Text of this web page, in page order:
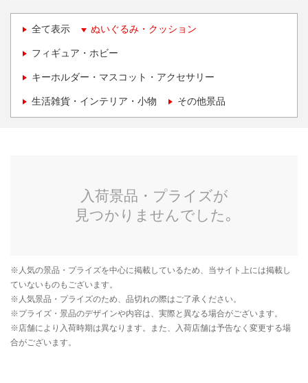
全て表示 ぬいぐるみ・クッション
フィギュア・ホビー
キーホルダー・マスコット・アクセサリー
生活雑貨・インテリア・小物 その他景品